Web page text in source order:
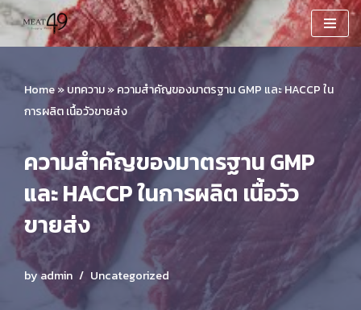
Skip
content
Home»บทความ»ความสำคัญของมาตรฐาน GMP และ HACCP ใน
การผลิต เนื้อวัวขายส่ง
ความสำคัญของมาตรฐาน GMP
และ HACCP ในการผลิต เนื้อวัว
ขายส่ง
byadmin Uncategorized